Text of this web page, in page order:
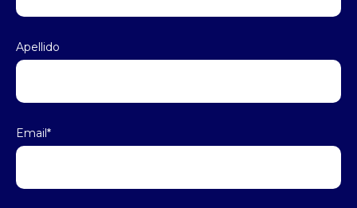
Apellido
Email*